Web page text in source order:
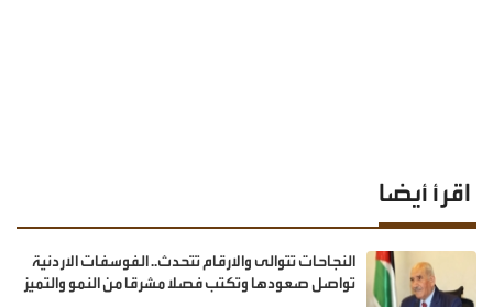
اقرأ أيضا
النجاحات تتوالى والارقام تتحدث.. الفوسفات الاردنية
تواصل صعودها وتكتب فصلا مشرقا من النمو والتميز